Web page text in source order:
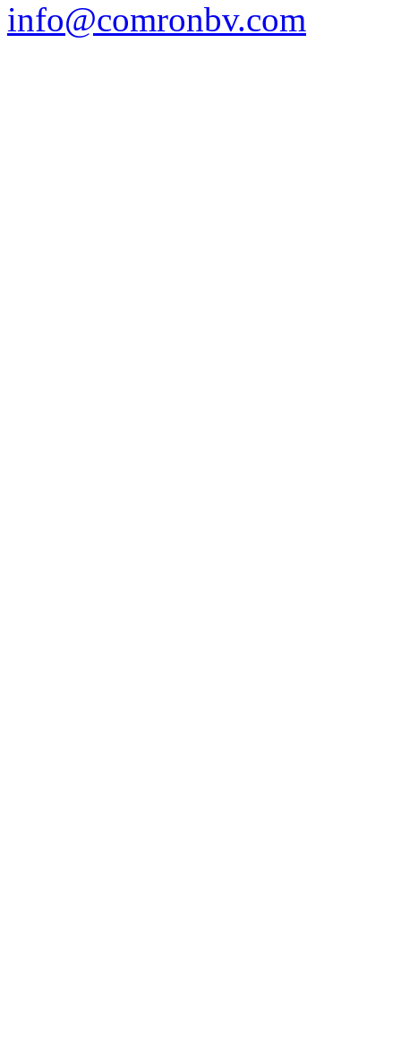
info@comronbv.com